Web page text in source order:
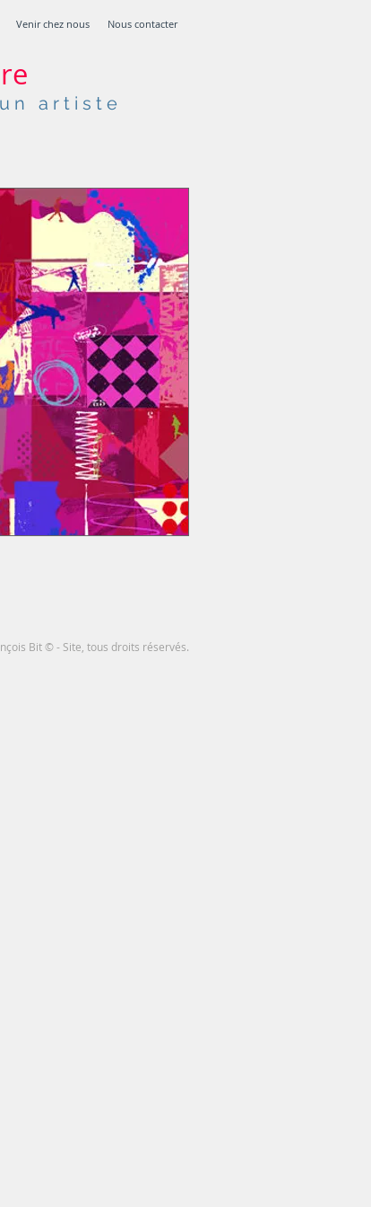
Venir chez nous Nous contacter
artiste
Bit ©- Site, tous droits réservés.